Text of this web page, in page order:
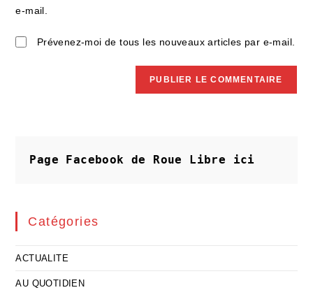
(facultatif)
e-mail.
Prévenez-moi de tous les nouveaux articles par e-mail.
Page Facebook de Roue Libre ici
Catégories
ACTUALITE
AU QUOTIDIEN